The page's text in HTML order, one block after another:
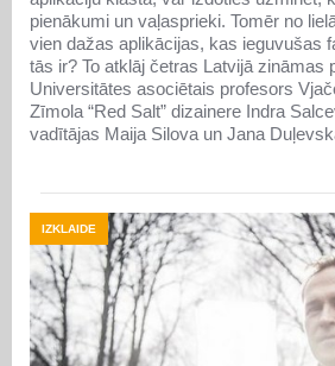
pienākumi un vaļasprieki. Tomēr no
vien dažas aplikācijas, kas ieguvušas
tās ir? To atklāj četras Latvijā zināmas
Universitātes asociētais profesors
Zīmola “Red Salt” dizainere Indra
vadītājas Maija Silova un Jana
IZKLAIDE